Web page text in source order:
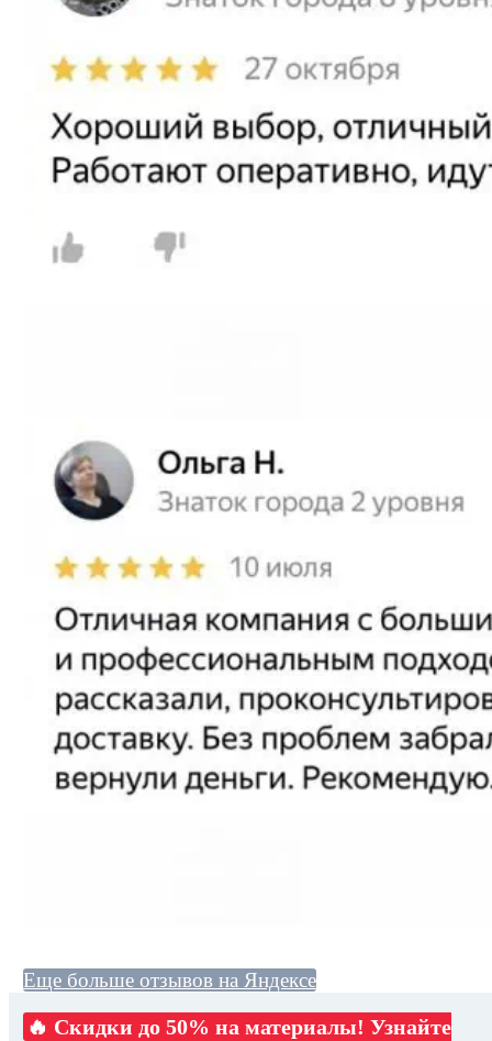
Еще больше отзывов на Яндексе
🔥 Скидки до 50% на материалы! Узнайте